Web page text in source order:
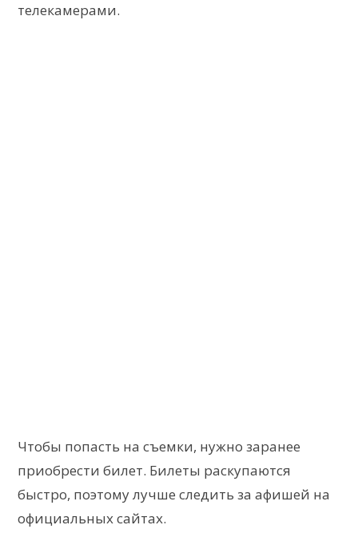
телекамерами.
Чтобы попасть на съемки, нужно заранее
приобрести билет. Билеты раскупаются
быстро, поэтому лучше следить за афишей на
официальных сайтах.